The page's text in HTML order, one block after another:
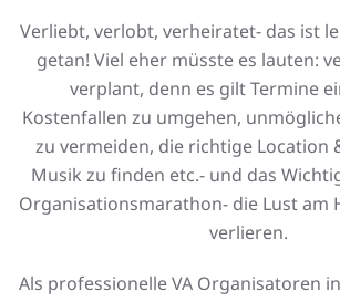
Verliebt, verlobt, verheiratet- das ist
getan! Viel eher müsste es lauten:
verplant, denn es gilt Termine
Kostenfallen zu umgehen,
zu vermeiden, die richtige Location
Musik zu finden etc.- und das
Organisationsmarathon- die Lust am
verlieren.
Als professionelle VA Organisatoren